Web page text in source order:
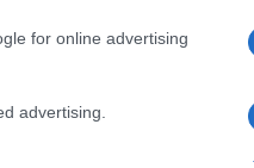
for online advertising
advertising.
(équipe fondée en